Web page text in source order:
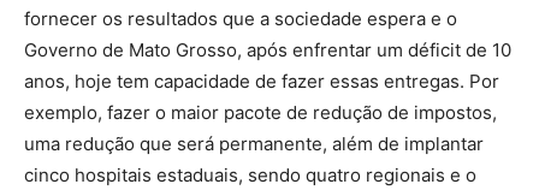
fornecer os resultados que a sociedade espera e o
Governo de Mato Grosso, após enfrentar um déficit de 10
anos, hoje tem capacidade de fazer essas entregas. Por
exemplo, fazer o maior pacote de redução de impostos,
uma redução que será permanente, além de implantar
cinco hospitais estaduais, sendo quatro regionais e o